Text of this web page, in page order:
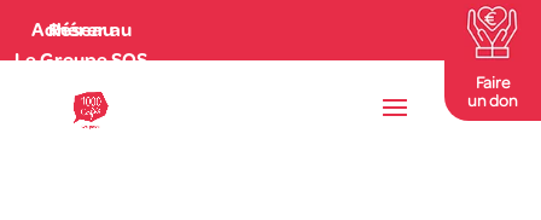
Adhérer au Réseau
Le Groupe SOS
Faire
un don